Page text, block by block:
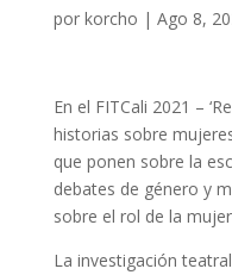
por korcho | Ago 8,
En el FITCali 2021 –
historias sobre
que ponen sobre la
debates de género y
sobre el rol de la
La investigación